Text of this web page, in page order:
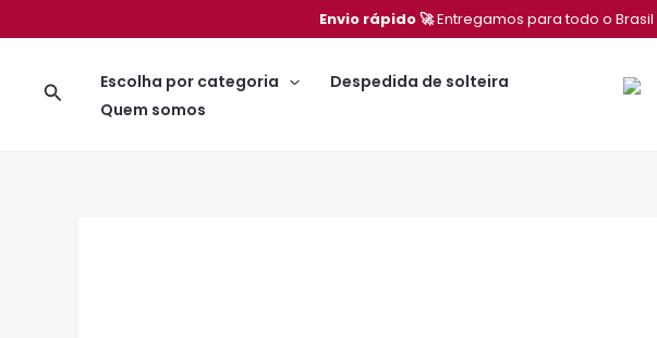
para
conteúdo
Envio rápido 🚀Entregamos para todo o Brasil
PesquisarEscolha por categoria
Despedida de solteira
Quem somos